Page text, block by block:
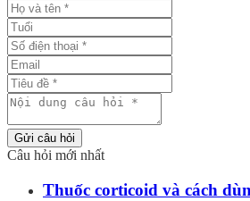
Gửi câu hỏi
Câu hỏi mới nhất
Thuốc corticoid và cách